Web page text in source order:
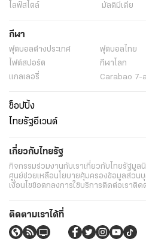
ไลฟ์สไตล์
มัลติมีเดีย
กีฬา
ฟุตบอลต่่างประเทศ ฟุตบอลไทย
ไฟต์สปอร์ต
กีฬาโลก
แกลเลอรี่
Carabao 7-
ช็อปปิ้ง
ไทยรัฐอีเวนต์
เกี่ยวกับไทยรัฐ
กิจกรรมร่วมงานกับเราเกี่ยวกับไทยรัฐมูล
ศูนย์ช่วยเหลือนโยบายคุ้มครองข้อมูลส่วน
เงื่อนไขข้อตกลงการใช้บริการติดต่อเราติด
ติดตามเราได้ที่